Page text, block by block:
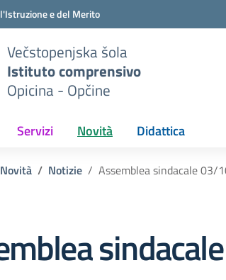
e del Merito
Večstopenjska šola
Istituto comprensivo
Opicina - Opčine
Servizi Novità Didattica
Novità Notizie Assemblea sindacale 03/